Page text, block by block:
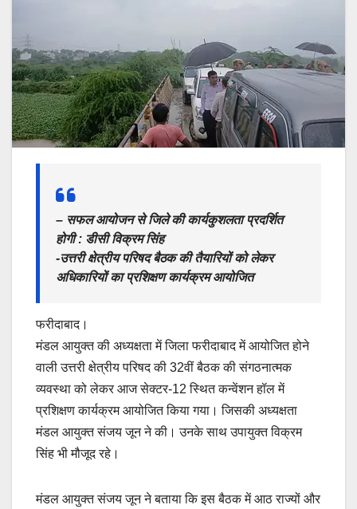
– सफल आयोजन से जिले की कार्यकुशलता प्रदर्शित
होगी : डीसी विक्रम सिंह
-उत्तरी क्षेत्रीय परिषद बैठक की तैयारियों को लेकर
अधिकारियों का प्रशिक्षण कार्यक्रम आयोजित
फरीदाबाद।
मंडल आयुक्त की अध्यक्षता में जिला फरीदाबाद में आयोजित होने
वाली उत्तरी क्षेत्रीय परिषद की 32वीं बैठक की संगठनात्मक
व्यवस्था को लेकर आज सेक्टर-12 स्थित कन्वेंशन हॉल में
प्रशिक्षण कार्यक्रम आयोजित किया गया। जिसकी अध्यक्षता
मंडल आयुक्त संजय जून ने की। उनके साथ उपायुक्त विक्रम
सिंह भी मौजूद रहे।
मंडल आयुक्त संजय जून ने बताया कि इस बैठक में आठ राज्यों और